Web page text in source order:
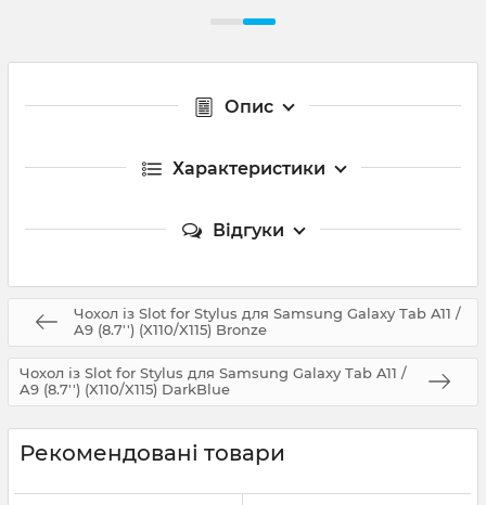
Опис
Характеристики
Відгуки
Чохол із Slot for Stylus для Samsung Galaxy Tab A11 /
A9 (8.7'') (X110/X115) Bronze
Чохол із Slot for Stylus для Samsung Galaxy Tab A11 /
A9 (8.7'') (X110/X115) DarkBlue
Рекомендовані товари